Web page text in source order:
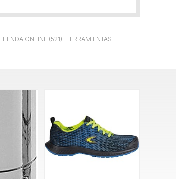
TIENDA ONLINE (521), HERRAMIENTAS